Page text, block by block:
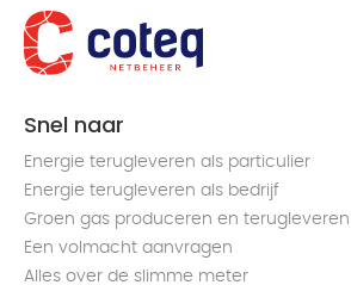
Snel naar
Energie terugleveren als particulier
Energie terugleveren als bedrijf
Groen gas produceren en terugleveren
Een volmacht aanvragen
Alles over de slimme meter